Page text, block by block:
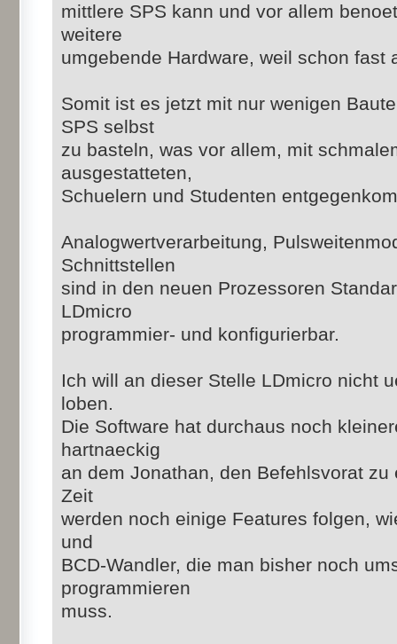
mittlere SPS kann und vor allem
weitere
umgebende Hardware, weil schon fast
Somit ist es jetzt mit nur wenigen
SPS selbst
zu basteln, was vor allem, mit
ausgestatteten,
Schuelern und Studenten
Analogwertverarbeitung,
Schnittstellen
sind in den neuen Prozessoren
LDmicro
programmier- und konfigurierbar.
Ich will an dieser Stelle LDmicro nicht
loben.
Die Software hat durchaus noch
hartnaeckig
an dem Jonathan, den Befehlsvorat
Zeit
werden noch einige Features folgen,
und
BCD-Wandler, die man bisher noch
programmieren
muss.